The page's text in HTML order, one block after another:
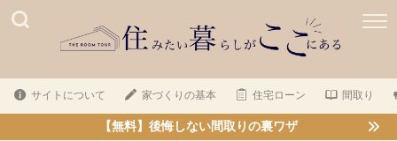
サイトについて 家づくりの基本 住宅ローン 間取り
【無料】後悔しない間取りの裏ワザ